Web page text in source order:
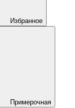
Избранное
Примерочная